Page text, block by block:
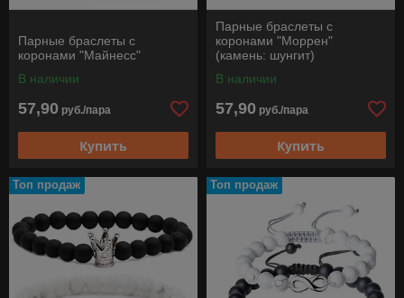
Парные браслеты с
коронами "Майнесс"
В наличии
57,90 руб./пара
Купить
Парные браслеты с
коронами "Моррен"
(камень: шунгит)
В наличии
57,90 руб./пара
Купить
Топ продаж Топ продаж